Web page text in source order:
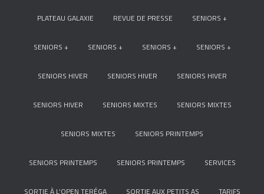
PLATEAU GALAXIE REVUE DE PRESSE SENIORS +
SENIORS + SENIORS + SENIORS + SENIORS +
SENIORS HIVER SENIORS HIVER SENIORS HIVER
SENIORS HIVER SENIORS MIXTES SENIORS MIXTES
SENIORS MIXTES SENIORS PRINTEMPS
SENIORS PRINTEMPS SENIORS PRINTEMPS SERVICES
SORTIE À L’OPEN TERÉGA SORTIE AUX PETITS AS TARIFS